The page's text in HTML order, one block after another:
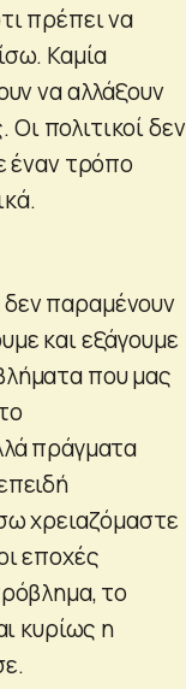
πρέπει να
Καμία
να αλλάξουν
Οι πολιτικοί δεν
έναν τρόπο
παραμένουν
και εξάγουμε
που μας
πράγματα
χρειαζόμαστε
εποχές
το
κυρίως η